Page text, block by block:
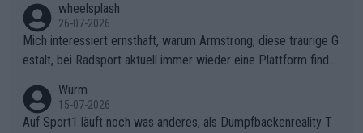
ganze Team auch mental stark zu machen und konkret am Erf
olg teilzuhaben, ist ihm ganz hoch anzurechnen. Das ist ein Zei
chen weit über den Radsport hinaus.
wheelsplash
26-07-2026
Mich interessiert ernsthaft, warum Armstrong, diese traurige G
estalt, bei Radsport aktuell immer wieder eine Plattform finde
Wurm
15-07-2026
Auf Sport1 läuft noch was anderes, als Dumpfbackenreality T